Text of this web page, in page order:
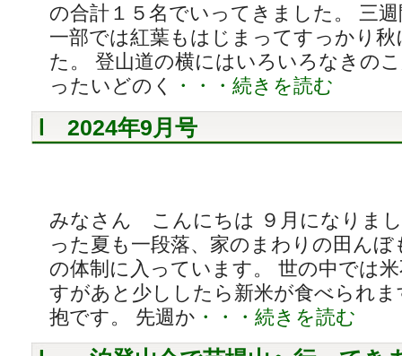
の合計１５名でいってきました。 三
一部では紅葉もはじまってすっかり
た。 登山道の横にはいろいろなきの
ったいどのく
・・・続きを読む
2024年9月号
みなさん こんにちは ９月になりま
った夏も一段落、家のまわりの田んぼ
の体制に入っています。 世の中では
すがあと少ししたら新米が食べられ
抱です。 先週か ・・・続きを読む